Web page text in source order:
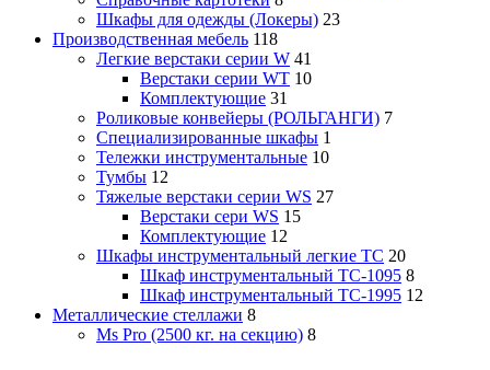
Шкафы для одежды (Локеры) 23
Производственная мебель 118
Легкие верстаки серии W 41
Верстаки серии WT 10
Комплектующие 31
Роликовые конвейеры (РОЛЬГАНГИ) 7
Специализированные шкафы 1
Тележки инструментальные 10
Тумбы 12
Тяжелые верстаки серии WS 27
Верстаки сери WS 15
Комплектующие 12
Шкафы инструментальный легкие ТС 20
Шкаф инструментальный TC-1095 8
Шкаф инструментальный TC-1995 12
Металлические стеллажи 8
Ms Pro (2500 кг. на секцию) 8